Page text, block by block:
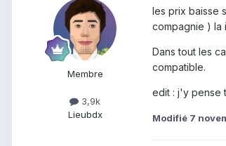
Membre
3,9k
Lieubdx
les prix baisse
compagnie ) la
Dans tout les
compatible.
edit : j'y pense
Modifié 7